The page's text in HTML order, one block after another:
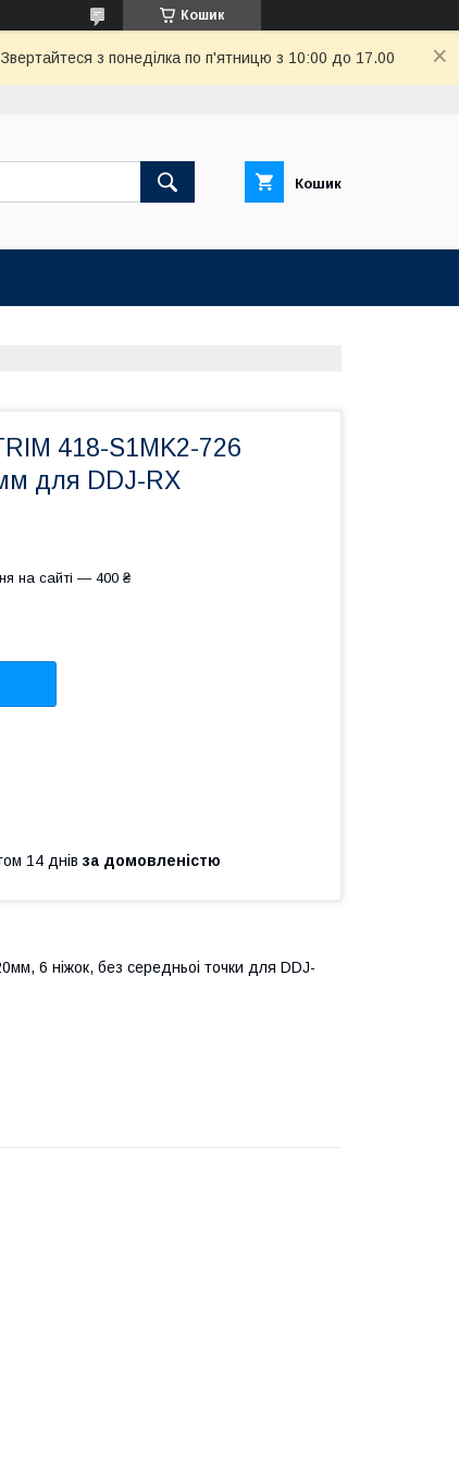
Кошик
з понеділка по п'ятницю з 10:00 до 17.00
Кошик
418-S1MK2-726
для DDJ-RX
на сайті — 400 ₴
14 днів за домовленістю
6 ніжок, без середньоi точки для DDJ-